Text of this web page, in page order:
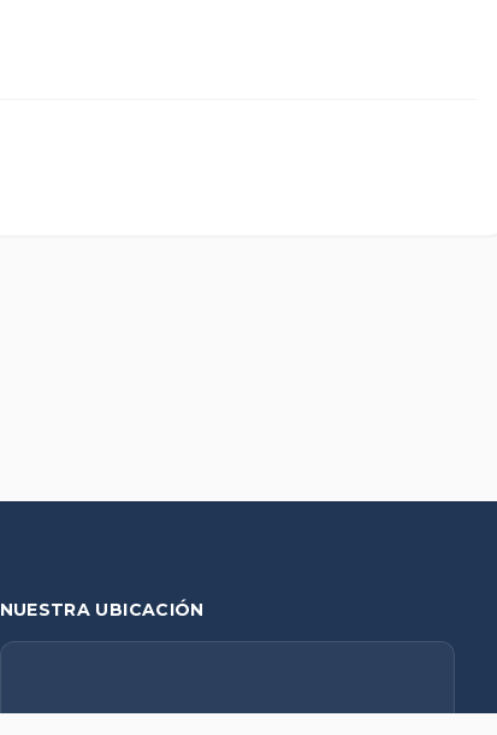
NUESTRA UBICACIÓN